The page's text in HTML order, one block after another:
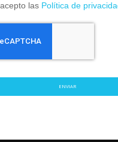
las Política de
ENVIAR